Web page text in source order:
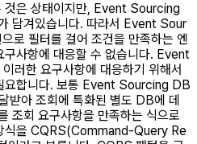
것은 상태이지만, Event Sourcing
담겨있습니다. 따라서 Event Sour
로 필터를 걸어 조건을 만족하는 엔
구사항에 대응할 수 없습니다. Event
러한 요구사항에 대응하기 위해서
요합니다. 보통 Event Sourcing DB
받아 조회에 특화된 별도 DB에 데
조회 요구사항을 만족하는 식으로
식을 CQRS(Command-Query Re